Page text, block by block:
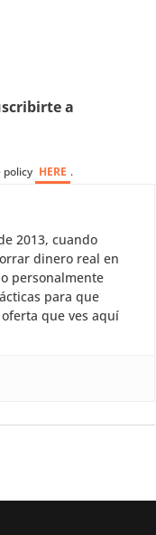
a
HERE .
2013, cuando
dinero real en
personalmente
para que
que ves aquí